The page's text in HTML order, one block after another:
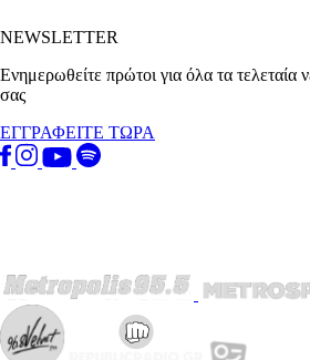
NEWSLETTER
Ενημερωθείτε πρώτοι για όλα τα τελεταία
σας
ΕΓΓΡΑΦΕΙΤΕ ΤΩΡΑ